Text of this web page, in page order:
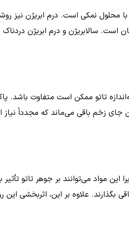
محلول نمکی است. درم ابریژن نیز
است. سالابریژن و درم ابریژن
تاتو ممکن است متفاوت باشد.
جای زخم باقی می‌ماند که مجدداً
مواد می‌توانند بر جوهر تاتو تأثیر
علاوه بر این، اثربخشی این